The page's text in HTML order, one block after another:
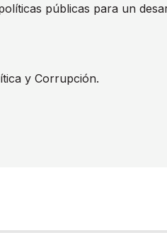
públicas para un
y Corrupción.